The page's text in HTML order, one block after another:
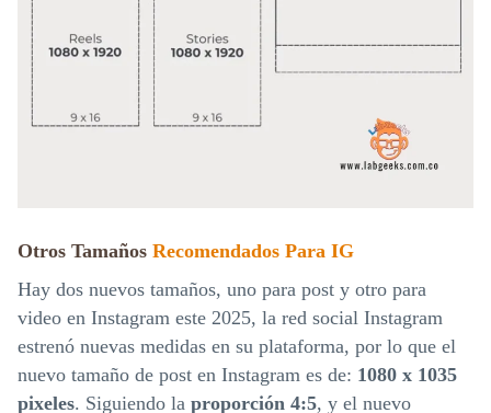
Otros Tamaños Recomendados Para IG
Hay dos nuevos tamaños, uno para post y otro para
video en Instagram este 2025, la red social Instagram
estrenó nuevas medidas en su plataforma, por lo que el
nuevo tamaño de post en Instagram es de: 1080 x 1035
pixeles. Siguiendo la proporción 4:5, y el nuevo